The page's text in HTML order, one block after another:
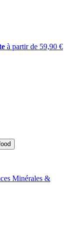
à partir de 59,90 €
Minérales &